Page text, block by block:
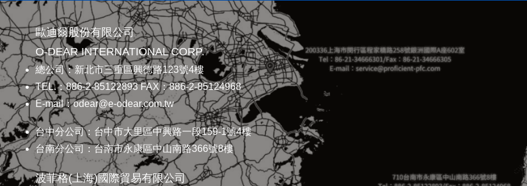
歐迪爾股份有限公司
O-DEAR INTERNATIONAL CORP.
總公司：新北市三重區興德路123號4樓
TEL.：886-2-85122893 FAX：886-2-85124968
E-mail：odear@e-odear.com.tw
台中分公司：台中市大里區中興路一段159-1號4樓
台南分公司：台南市永康區中山南路366號8樓
波菲格(上海)國際貿易有限公司